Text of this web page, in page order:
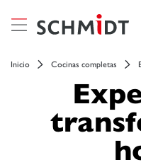
Inicio Cocinas completas